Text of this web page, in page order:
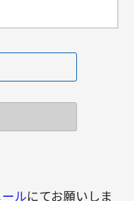
ールにてお願いしま